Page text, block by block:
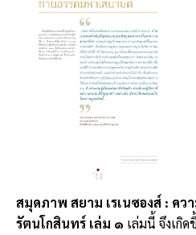
สมุดภาพ สยาม เรเนซองส์ : คว
รัตนโกสินทร์ เล่ม ๑ เล่มนี้ จึงเกิ